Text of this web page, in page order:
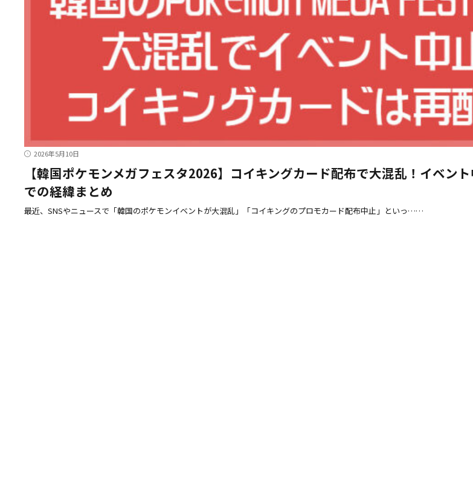
2026年5月10日
【韓国ポケモンメガフェスタ2026】コイキングカード配布で大混乱！イベン
での経緯まとめ
最近、SNSやニュースで「韓国のポケモンイベントが大混乱」「コイキングのプロモカード配布中止」といっ……